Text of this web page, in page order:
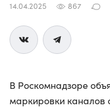
14.04.2025 867
В Роскомнадзоре
маркировки каналов